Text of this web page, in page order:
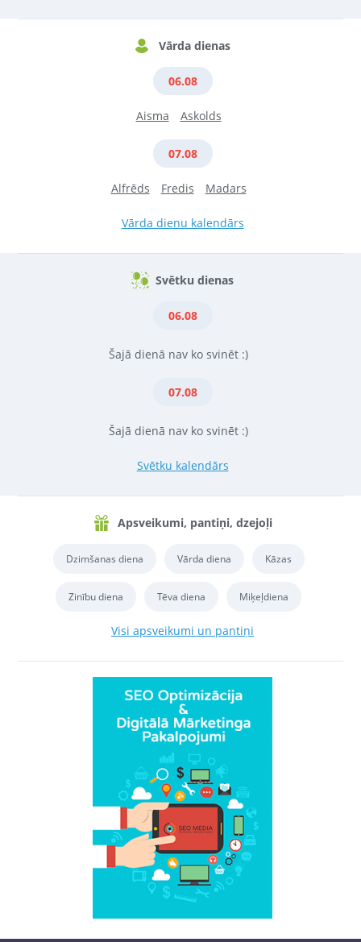
Vārda dienas
06.08
Aisma Askolds
07.08
Alfrēds Fredis Madars
Vārda dienu kalendārs
Svētku dienas
06.08
Šajā dienā nav ko svinēt :)
07.08
Šajā dienā nav ko svinēt :)
Svētku kalendārs
Apsveikumi, pantiņi, dzejoļi
Dzimšanas diena Vārda diena Kāzas
Zinību diena Tēva diena Miķeļdiena
Visi apsveikumi un pantiņi